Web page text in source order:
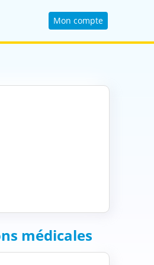
Mon compte
médicales